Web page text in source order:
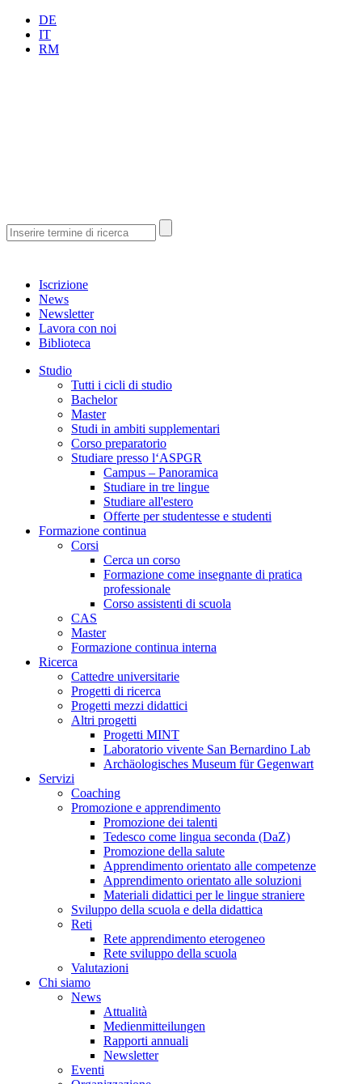
DE
IT
RM
Iscrizione
News
Newsletter
Lavora con noi
Biblioteca
Studio
Tutti i cicli di studio
Bachelor
Master
Studi in ambiti supplementari
Corso preparatorio
Studiare presso l‘ASPGR
Campus – Panoramica
Studiare in tre lingue
Studiare all'estero
Offerte per studentesse e studenti
Formazione continua
Corsi
Cerca un corso
Formazione come insegnante di pratica
professionale
Corso assistenti di scuola
CAS
Master
Formazione continua interna
Ricerca
Cattedre universitarie
Progetti di ricerca
Progetti mezzi didattici
Altri progetti
Progetti MINT
Laboratorio vivente San Bernardino Lab
Archäologisches Museum für Gegenwart
Servizi
Coaching
Promozione e apprendimento
Promozione dei talenti
Tedesco come lingua seconda (DaZ)
Promozione della salute
Apprendimento orientato alle competenze
Apprendimento orientato alle soluzioni
Materiali didattici per le lingue straniere
Sviluppo della scuola e della didattica
Reti
Rete apprendimento eterogeneo
Rete sviluppo della scuola
Valutazioni
Chi siamo
News
Attualità
Medienmitteilungen
Rapporti annuali
Newsletter
Eventi